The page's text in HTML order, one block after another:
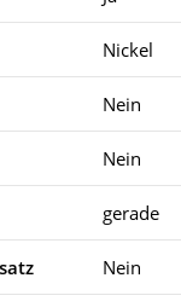
Nickel
Nein
Nein
gerade
Nein